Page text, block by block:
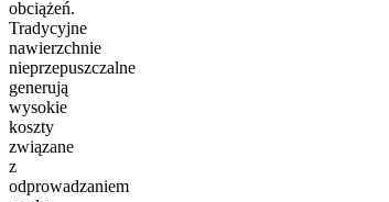
obciążeń.
Tradycyjne
nawierzchnie
nieprzepuszczalne
generują
wysokie
koszty
związane
z
odprowadzaniem